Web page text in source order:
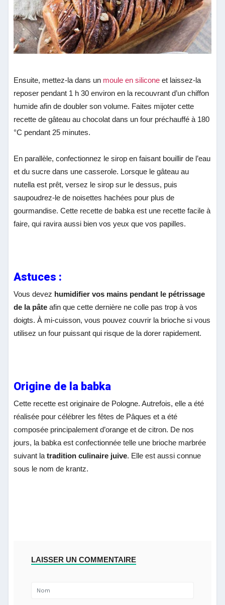
Ensuite, mettez-la dans un moule en silicone et laissez-la
reposer pendant 1 h 30 environ en la recouvrant d’un chiffon
humide afin de doubler son volume. Faites mijoter cette
recette de gâteau au chocolat dans un four préchauffé à 180
°C pendant 25 minutes.
En parallèle, confectionnez le sirop en faisant bouillir de l’eau
et du sucre dans une casserole. Lorsque le gâteau au
nutella est prêt, versez le sirop sur le dessus, puis
saupoudrez-le de noisettes hachées pour plus de
gourmandise. Cette recette de babka est une recette facile à
faire, qui ravira aussi bien vos yeux que vos papilles.
Astuces :
Vous devez humidifier vos mains pendant le pétrissage
de la pâte afin que cette dernière ne colle pas trop à vos
doigts. À mi-cuisson, vous pouvez couvrir la brioche si vous
utilisez un four puissant qui risque de la dorer rapidement.
Origine de la babka
Cette recette est originaire de Pologne. Autrefois, elle a été
réalisée pour célébrer les fêtes de Pâques et a été
composée principalement d’orange et de citron. De nos
jours, la babka est confectionnée telle une brioche marbrée
suivant latradition culinaire juive. Elle est aussi connue
sous le nom de krantz.
LAISSER UN COMMENTAIRE